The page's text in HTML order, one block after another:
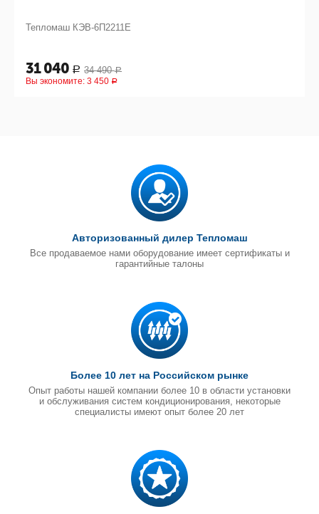
Тепломаш КЭВ-6П2211Е
31 040 Р 34 490 Р
Вы экономите: 3 450 Р
Авторизованный дилер Тепломаш
Все продаваемое нами оборудование имеет сертификаты и
гарантийные талоны
Более 10 лет на Российском рынке
Опыт работы нашей компании более 10 в области установки
и обслуживания систем кондиционирования, некоторые
специалисты имеют опыт более 20 лет